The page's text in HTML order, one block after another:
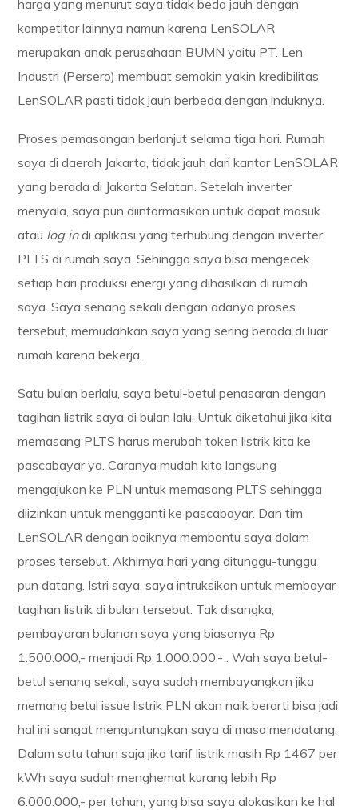
harga yang menurut saya tidak beda jauh dengan
kompetitor lainnya namun karena LenSOLAR
merupakan anak perusahaan BUMN yaitu PT. Len
Industri (Persero) membuat semakin yakin kredibilitas
LenSOLAR pasti tidak jauh berbeda dengan induknya.
Proses pemasangan berlanjut selama tiga hari. Rumah
saya di daerah Jakarta, tidak jauh dari kantor LenSOLAR
yang berada di Jakarta Selatan. Setelah inverter
menyala, saya pun diinformasikan untuk dapat masuk
atau log indi aplikasi yang terhubung dengan inverter
PLTS di rumah saya. Sehingga saya bisa mengecek
setiap hari produksi energi yang dihasilkan di rumah
saya. Saya senang sekali dengan adanya proses
tersebut, memudahkan saya yang sering berada di luar
rumah karena bekerja.
Satu bulan berlalu, saya betul-betul penasaran dengan
tagihan listrik saya di bulan lalu. Untuk diketahui jika kita
memasang PLTS harus merubah token listrik kita ke
pascabayar ya. Caranya mudah kita langsung
mengajukan ke PLN untuk memasang PLTS sehingga
diizinkan untuk mengganti ke pascabayar. Dan tim
LenSOLAR dengan baiknya membantu saya dalam
proses tersebut. Akhirnya hari yang ditunggu-tunggu
pun datang. Istri saya, saya intruksikan untuk membayar
tagihan listrik di bulan tersebut. Tak disangka,
pembayaran bulanan saya yang biasanya Rp
1.500.000,- menjadi Rp 1.000.000,- . Wah saya betul-
betul senang sekali, saya sudah membayangkan jika
memang betul issue listrik PLN akan naik berarti bisa jadi
hal ini sangat menguntungkan saya di masa mendatang.
Dalam satu tahun saja jika tarif listrik masih Rp 1467 per
kWh saya sudah menghemat kurang lebih Rp
6.000.000,- per tahun, yang bisa saya alokasikan ke hal